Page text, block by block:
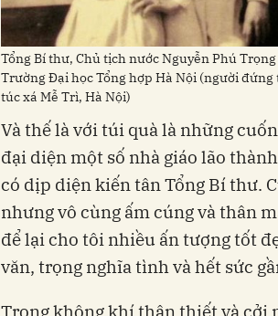
Tổng Bí thư, Chủ tịch nước Nguyễn Phú
Trường Đại học Tổng hợp Hà Nội (người
túc xá Mễ Trì, Hà Nội)
Và thế là với túi quà là những
đại diện một số nhà giáo lão
có dịp diện kiến tân Tổng Bí thư.
nhưng vô cùng ấm cúng và thân
để lại cho tôi nhiều ấn tượng tốt
văn, trọng nghĩa tình và hết sức
Trong không khí thân thiết và cởi